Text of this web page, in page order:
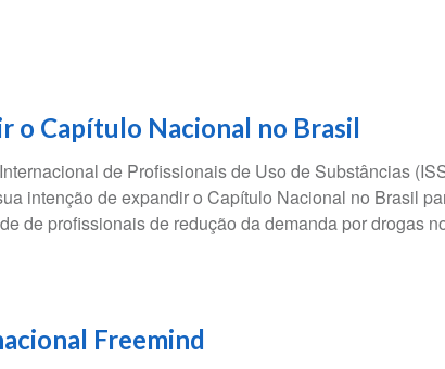
o Capítulo Nacional no Brasil
de Profissionais de Uso de Substâncias
intenção de expandir o Capítulo Nacional no Brasil
de profissionais de redução da demanda por drogas
Freemind